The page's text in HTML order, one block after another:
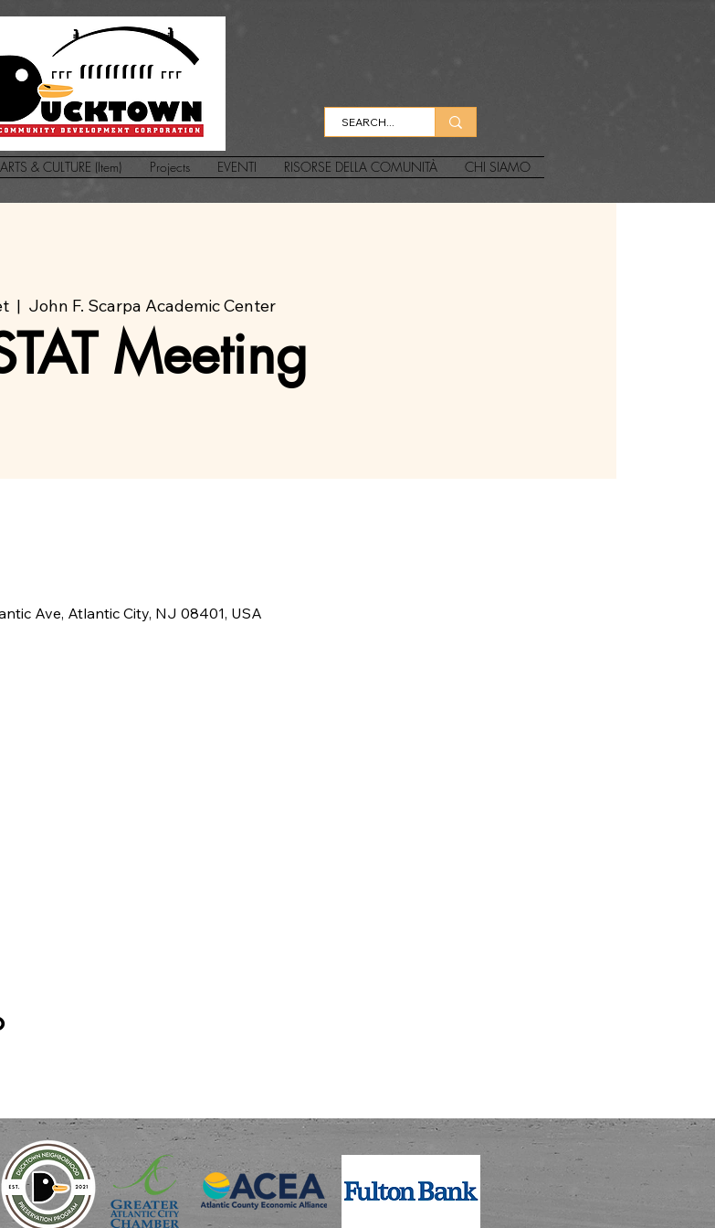
ARTS & CULTURE (Item) Projects EVENTI RISORSE DELLA COMUNITÀ CHI SIAMO
  |
John F. Scarpa Academic Center
Meeting
Ave, Atlantic City, NJ 08401, USA